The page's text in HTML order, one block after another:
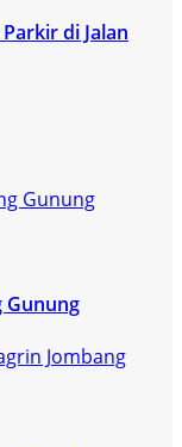
di Jalan
Gunung